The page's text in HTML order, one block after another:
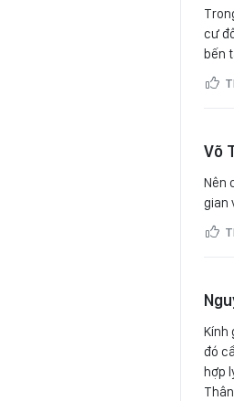
cư
bến
Võ
Nên
gian
Kính
đó
hợp